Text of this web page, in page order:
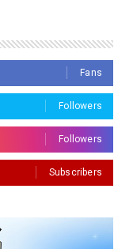
Fans
Followers
Followers
Subscribers